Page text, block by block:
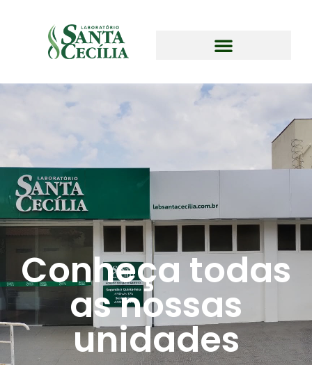
Conheça todas
as nossas
unidades